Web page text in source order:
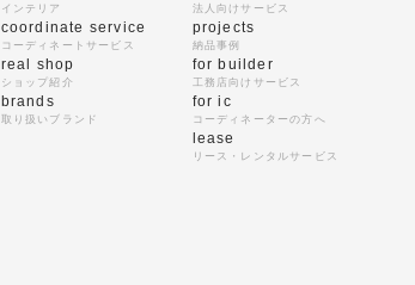
インテリア
coordinate service
コーディネートサービス
real shop
ショップ紹介
brands
取り扱いブランド
法人向けサービス
projects
納品事例
for builder
工務店向けサービス
for ic
コーディネーターの方へ
lease
リース・レンタルサービス